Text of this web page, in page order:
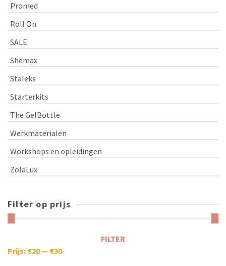
Promed
Roll On
SALE
Shemax
Staleks
Starterkits
The GelBottle
Werkmaterialen
Workshops en opleidingen
ZolaLux
Filter op prijs
FILTER
Prijs: €20— €30